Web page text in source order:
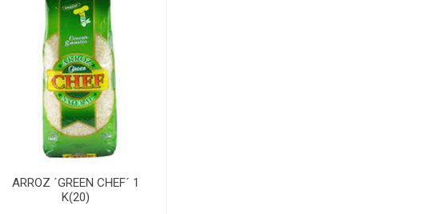
ARROZ ´GREEN CHEF´ 1
K(20)